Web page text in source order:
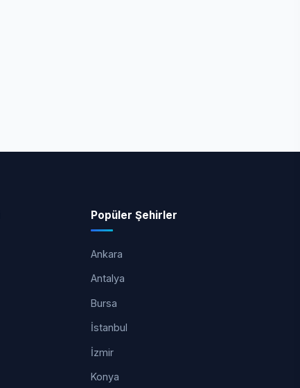
Popüler Şehirler
Ankara
Antalya
Bursa
İstanbul
İzmir
Konya